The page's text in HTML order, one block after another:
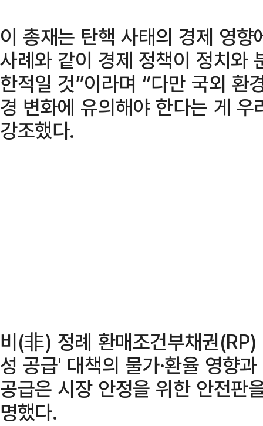
이 총재는 탄핵 사태의 경제 영
사례와 같이 경제 정책이 정치와
한적일 것”이라며 “다만 국외 환
경 변화에 유의해야 한다는 게
강조했다.
비(非) 정례 환매조건부채권
성 공급' 대책의 물가·환율 영향
공급은 시장 안정을 위한 안전판
명했다.